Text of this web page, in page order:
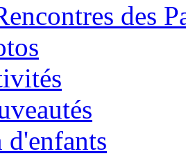
des
d'enfants